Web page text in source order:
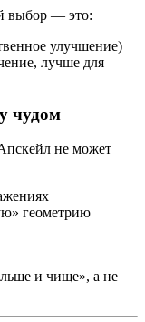
выбор — это:
улучшение)
лучше для
чудом
не может
геометрию
и чище», а не